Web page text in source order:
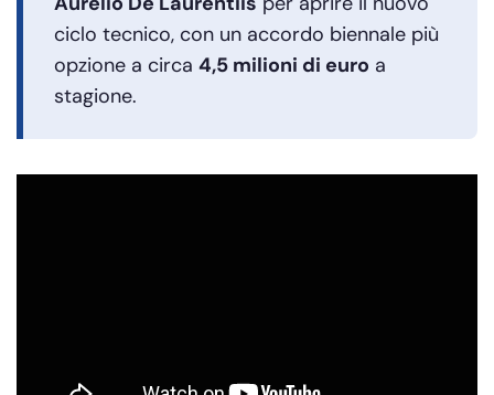
ciclo tecnico, con un accordo biennale più
opzione a circa 4,5 milioni di euro a
stagione.